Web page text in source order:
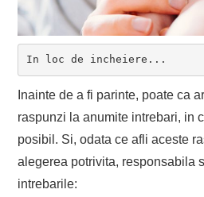
In loc de incheiere...
Inainte de a fi parinte, poate ca
raspunzi la anumite intrebari, in
posibil. Si, odata ce afli aceste
alegerea potrivita, responsabila
intrebarile: